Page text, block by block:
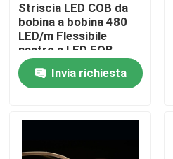
Giro della fabbrica
Controllo di qualità
Striscia LED COB da
bobina a bobina 480
LED/m Flessibile
nastro a LED FOB
2700K-6500K con
IP20/IP67Invia richiesta